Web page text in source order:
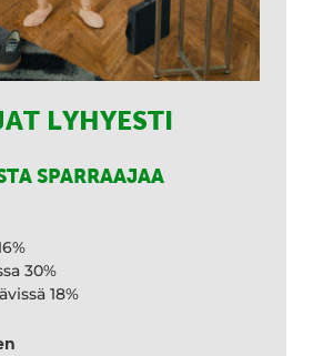
LYHYESTI
SPARRAAJAA
30%
18%